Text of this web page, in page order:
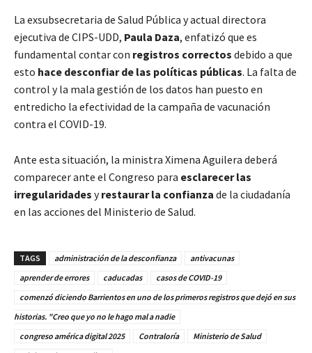
La exsubsecretaria de Salud Pública y actual directora
ejecutiva de CIPS-UDD, Paula Daza, enfatizó que es
fundamental contar con registros correctos debido a que
esto hace desconfiar de las políticas públicas. La falta de
control y la mala gestión de los datos han puesto en
entredicho la efectividad de la campaña de vacunación
contra el COVID-19.
Ante esta situación, la ministra Ximena Aguilera deberá
comparecer ante el Congreso para esclarecer las
irregularidades yrestaurar la confianza de la ciudadanía
en las acciones del Ministerio de Salud.
TAGS administración de la desconfianza
antivacunas
aprender de errores
caducadas
casos de COVID-19
comenzó diciendo Barrientos en uno de los primeros registros que dejó en sus
historias. "Creo que yo no le hago mal a nadie
congreso américa digital 2025
Contraloría
Ministerio de Salud